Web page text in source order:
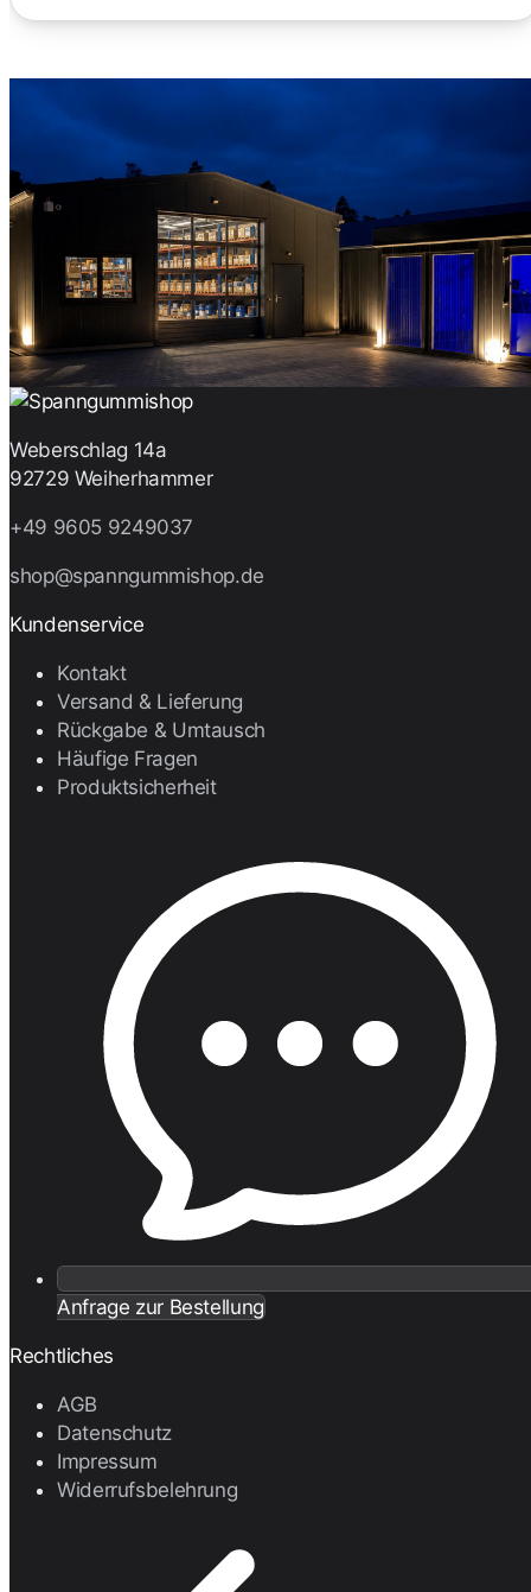
Weberschlag 14a
92729 Weiherhammer
+49 9605 9249037
shop@spanngummishop.de
Kundenservice
Kontakt
Versand & Lieferung
Rückgabe & Umtausch
Häufige Fragen
Produktsicherheit
Anfrage zur Bestellung
Rechtliches
AGB
Datenschutz
Impressum
Widerrufsbelehrung